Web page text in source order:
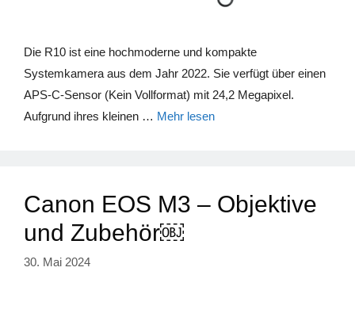
Die R10 ist eine hochmoderne und kompakte
Systemkamera aus dem Jahr 2022. Sie verfügt über einen
APS-C-Sensor (Kein Vollformat) mit 24,2 Megapixel.
Aufgrund ihres kleinen … Mehr lesen
Canon EOS M3 – Objektive
und Zubehör￼
30. Mai 2024